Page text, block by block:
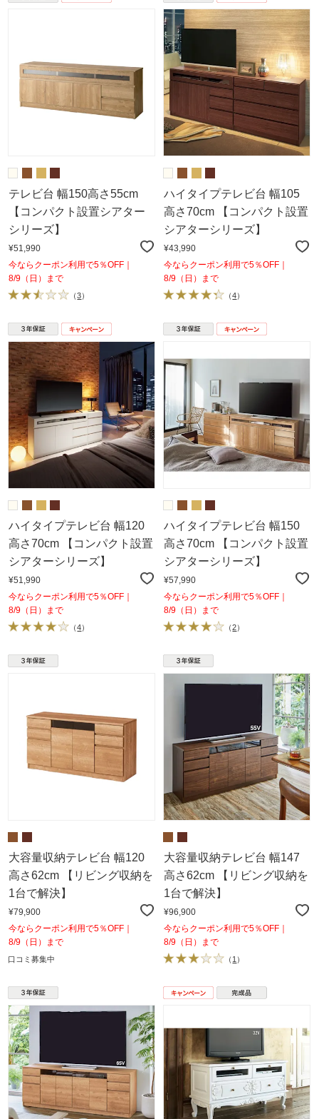
テレビ台 幅150高さ55cm
【コンパクト設置シアター
シリーズ】
¥51,990
今ならクーポン利用で5％OFF｜
8/9（日）まで
（3）
ハイタイプテレビ台 幅105
高さ70cm 【コンパクト設置
シアターシリーズ】
¥43,990
今ならクーポン利用で5％OFF｜
8/9（日）まで
（4）
ハイタイプテレビ台 幅120
高さ70cm 【コンパクト設置
シアターシリーズ】
¥51,990
今ならクーポン利用で5％OFF｜
8/9（日）まで
（4）
ハイタイプテレビ台 幅150
高さ70cm 【コンパクト設置
シアターシリーズ】
¥57,990
今ならクーポン利用で5％OFF｜
8/9（日）まで
（2）
大容量収納テレビ台 幅120
高さ62cm 【リビング収納を
1台で解決】
¥79,900
今ならクーポン利用で5％OFF｜
8/9（日）まで
口コミ募集中
大容量収納テレビ台 幅147
高さ62cm 【リビング収納を
1台で解決】
¥96,900
今ならクーポン利用で5％OFF｜
8/9（日）まで
（ 1 ）